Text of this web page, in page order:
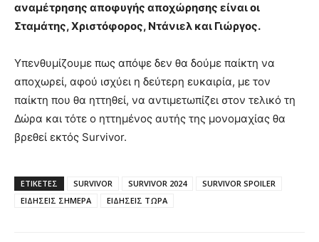
αναμέτρησης αποφυγής αποχώρησης είναι οι
Σταμάτης, Χριστόφορος, Ντάνιελ και Γιώργος.
Υπενθυμίζουμε πως απόψε δεν θα δούμε παίκτη να
αποχωρεί, αφού ισχύει η δεύτερη ευκαιρία, με τον
παίκτη που θα ηττηθεί, να αντιμετωπίζει στον τελικό τη
Δώρα και τότε ο ηττημένος αυτής της μονομαχίας θα
βρεθεί εκτός Survivor.
ΕΤΙΚΈΤΕΣ SURVIVOR SURVIVOR 2024
SURVIVOR SPOILER
ΕΙΔΗΣΕΙΣ ΣΗΜΕΡΑ
ΕΙΔΗΣΕΙΣ ΤΩΡΑ